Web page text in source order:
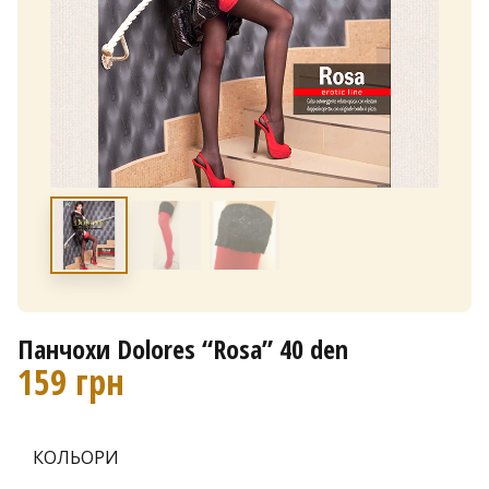
Панчохи Dolores “Rosa” 40 den
159 грн
КОЛЬОРИ